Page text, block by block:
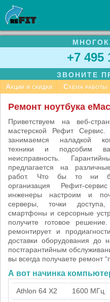
+7 495
ЗВОНИТЕ
Акции и скидки
Схема работы
Ремонт ноутбука
Приветствуем на веб-
мастерской Рефит
занимаемся наладкой
техники и подсобим
неисправность.
предлагается на
работ. Что бы то ни
организация Рефит-
инженеры настроим и
серверы, точки доступа,
смартфоны и серсорные
получите готовое
ремонтирует и
доставки оборудования до
постгарантийным
вы всегда получаете ремонт
А вот начинка
Athlon 64 X2 1600 МГц